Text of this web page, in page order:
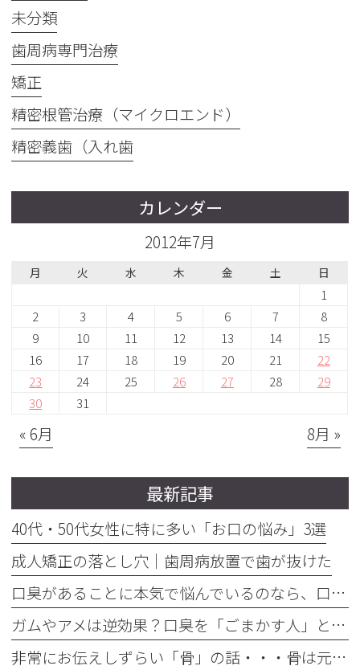
未分類
歯周病専門治療
矯正
精密根管治療（マイクロエンド）
精密義歯（入れ歯
カレンダー
2012年7月
月 火 水 木 金 土 日
1
2
3 4 5 6 7
8
9
10 11 12 13 14
15
16
17 18 19 20 21
22
23
24 25 26 27 28
29
30
31
« 6月 8月 »
最新記事
40代・50代女性に特に多い「お口の悩み」3選
成人矯正の落とし穴｜歯周病放置で歯が抜けた
口臭があることに本気で悩んでいるのなら、口臭を本気で治そう
ガムやアメは逆効果？口臭を「ごまかす人」と「治す人」の決定的な違い
非常にお伝えしずらい「骨」の話・・・骨は元には戻せない？